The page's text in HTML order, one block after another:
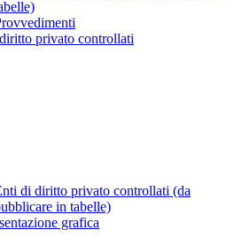
privato controllati
di diritto privato controllati (da
in tabelle)
grafica